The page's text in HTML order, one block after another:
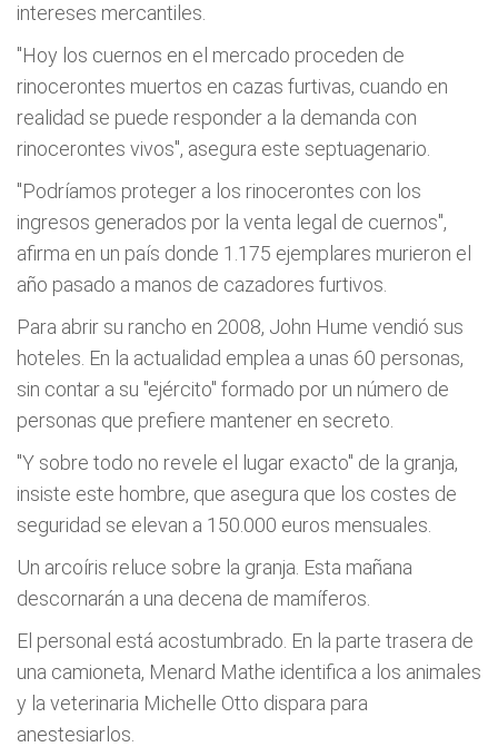
intereses mercantiles.
"Hoy los cuernos en el mercado proceden de
rinocerontes muertos en cazas furtivas, cuando en
realidad se puede responder a la demanda con
rinocerontes vivos", asegura este septuagenario.
"Podríamos proteger a los rinocerontes con los
ingresos generados por la venta legal de cuernos",
afirma en un país donde 1.175 ejemplares murieron el
año pasado a manos de cazadores furtivos.
Para abrir su rancho en 2008, John Hume vendió sus
hoteles. En la actualidad emplea a unas 60 personas,
sin contar a su "ejército" formado por un número de
personas que prefiere mantener en secreto.
"Y sobre todo no revele el lugar exacto" de la granja,
insiste este hombre, que asegura que los costes de
seguridad se elevan a 150.000 euros mensuales.
Un arcoíris reluce sobre la granja. Esta mañana
descornarán a una decena de mamíferos.
El personal está acostumbrado. En la parte trasera de
una camioneta, Menard Mathe identifica a los animales
y la veterinaria Michelle Otto dispara para
anestesiarlos.